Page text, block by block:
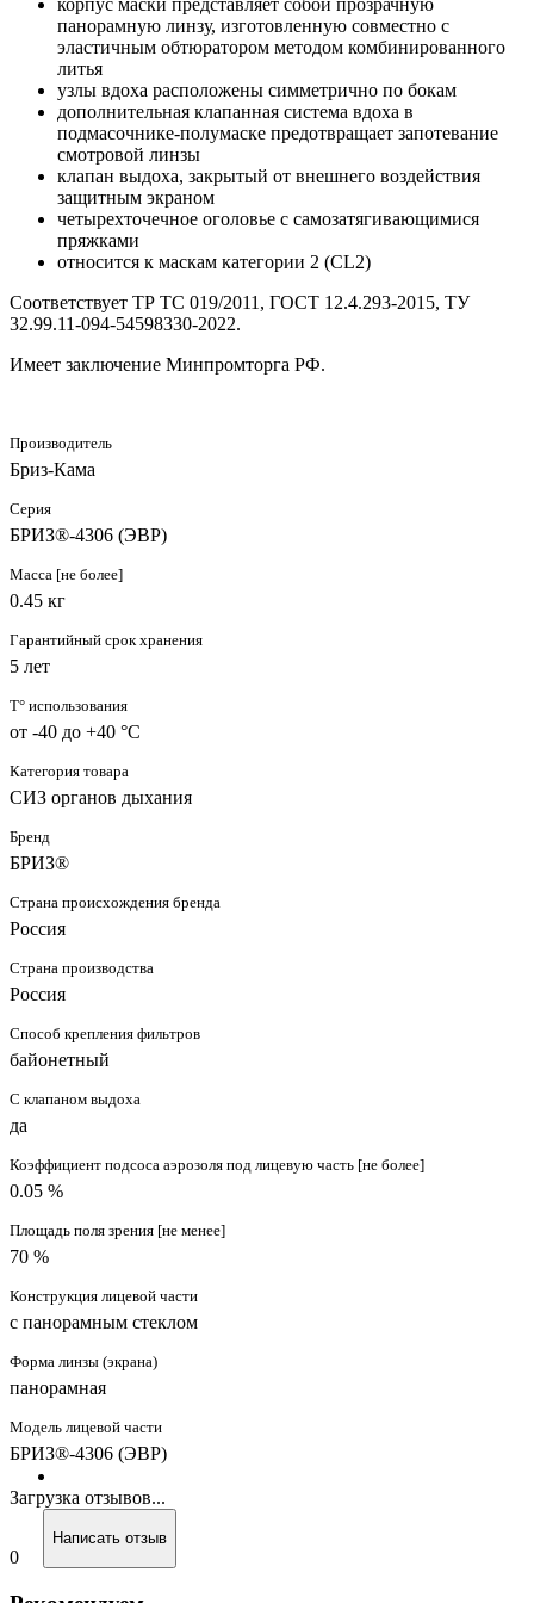
панорамную линзу, изготовленную совместно с
эластичным обтюратором методом комбинированного
литья
узлы вдоха расположены симметрично по бокам
дополнительная клапанная система вдоха в
подмасочнике-полумаске предотвращает запотевание
смотровой линзы
клапан выдоха, закрытый от внешнего воздействия
защитным экраном
четырехточечное оголовье с самозатягивающимися
пряжками
относится к маскам категории 2 (CL2)
Соответствует ТР ТС 019/2011, ГОСТ 12.4.293-2015, ТУ
32.99.11-094-54598330-2022.
Имеет заключение Минпромторга РФ.
Производитель
Бриз-Кама
Серия
БРИЗ®-4306 (ЭВР)
Масса [не более]
0.45 кг
Гарантийный срок хранения
5 лет
T° использования
от -40 до +40 °C
Категория товара
СИЗ органов дыхания
Бренд
БРИЗ®
Страна происхождения бренда
Россия
Страна производства
Россия
Способ крепления фильтров
байонетный
С клапаном выдоха
да
Коэффициент подсоса аэрозоля под лицевую часть [не более]
0.05 %
Площадь поля зрения [не менее]
70 %
Конструкция лицевой части
с панорамным стеклом
Форма линзы (экрана)
панорамная
Модель лицевой части
БРИЗ®-4306 (ЭВР)
Загрузка отзывов...
0
Написать отзыв